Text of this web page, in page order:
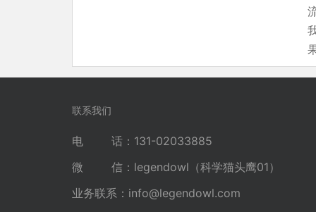
联系我们
电 话：131-02033885
微 信：legendowl（科学猫头鹰01）
业务联系： info@legendowl.com